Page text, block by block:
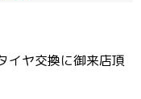
イヤ交換に御来店頂